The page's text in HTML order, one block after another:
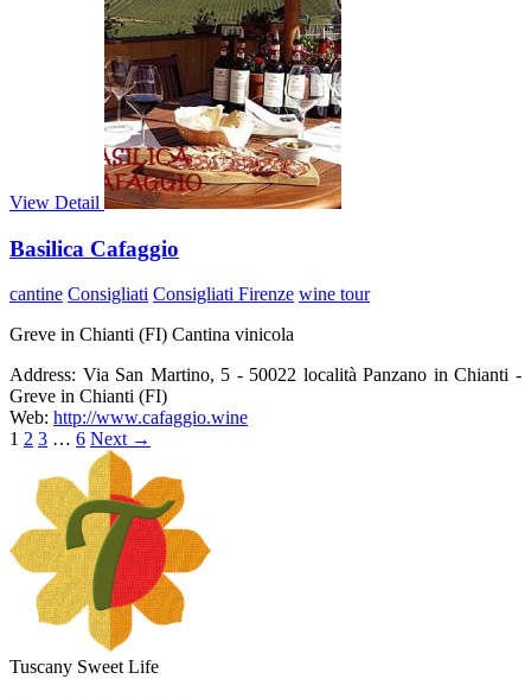
View Detail
Basilica Cafaggio
cantine Consigliati Consigliati Firenze wine tour
Greve in Chianti (FI) Cantina vinicola
Address: Via San Martino, 5 - 50022 località Panzano in Chianti -
Greve in Chianti (FI)
Web: http://www.cafaggio.wine
1 2 3 … 6 Next →
Tuscany Sweet Life